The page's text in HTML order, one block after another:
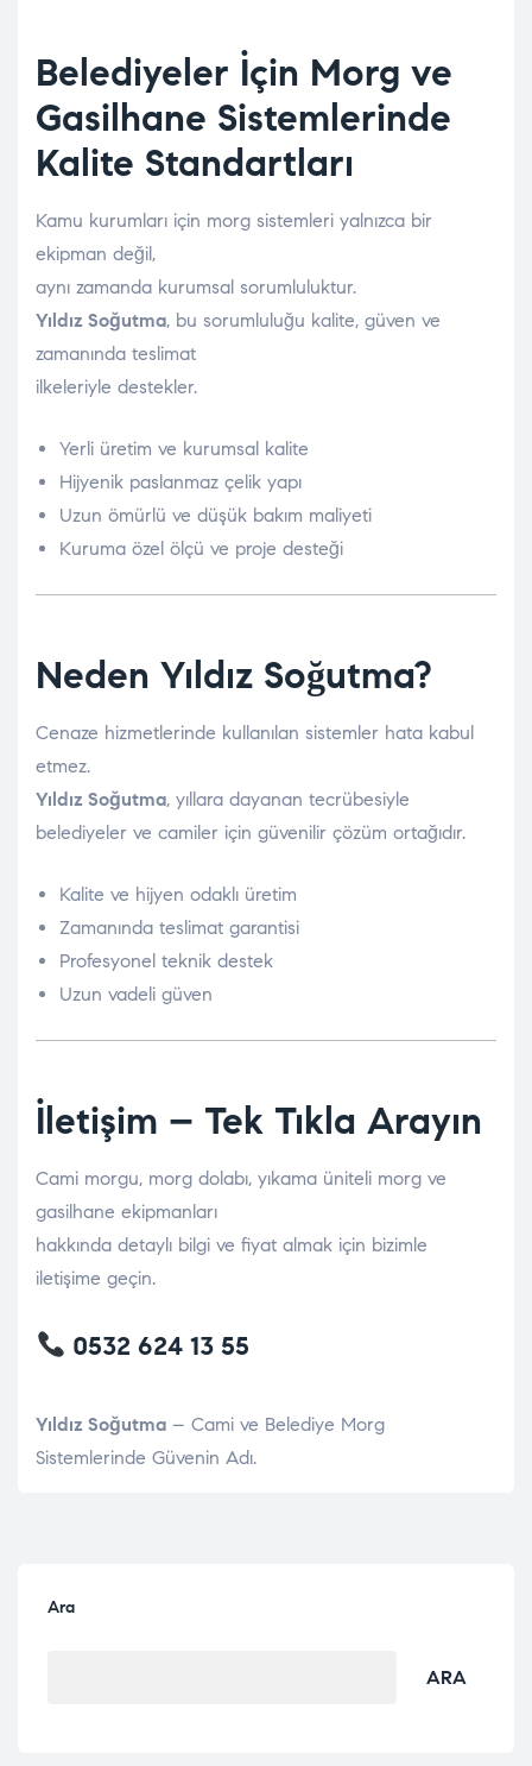
Belediyeler İçin Morg ve
Gasilhane Sistemlerinde
Kalite Standartları
Kamu kurumları için morg sistemleri yalnızca bir
ekipman değil,
aynı zamanda kurumsal sorumluluktur.
Yıldız Soğutma, bu sorumluluğu kalite, güven ve
zamanında teslimat
ilkeleriyle destekler.
Yerli üretim ve kurumsal kalite
Hijyenik paslanmaz çelik yapı
Uzun ömürlü ve düşük bakım maliyeti
Kuruma özel ölçü ve proje desteği
Neden Yıldız Soğutma?
Cenaze hizmetlerinde kullanılan sistemler hata kabul
etmez.
Yıldız Soğutma, yıllara dayanan tecrübesiyle
belediyeler ve camiler için güvenilir çözüm ortağıdır.
Kalite ve hijyen odaklı üretim
Zamanında teslimat garantisi
Profesyonel teknik destek
Uzun vadeli güven
İletişim – Tek Tıkla Arayın
Cami morgu, morg dolabı, yıkama üniteli morg ve
gasilhane ekipmanları
hakkında detaylı bilgi ve fiyat almak için bizimle
iletişime geçin.
0532 624 13 55
Yıldız Soğutma – Cami ve Belediye Morg
Sistemlerinde Güvenin Adı.
Ara
ARA